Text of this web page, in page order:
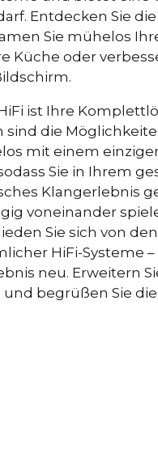
Analog
Filter
die iOS-App wird das
optionale Zen Mic
eARC, Toslink,
Cast (mehrere
automatisch
Steuereinheit
wie
HEOS, Bose
Bei
für Hilfe bei der
automatischer
Entdecken Sie
Sie mühelos
Küche oder
HiFi ist Ihre
sind die
mit einem
Sie in Ihrem
Klangerlebnis
voneinander
Sie sich von
HiFi-Systeme –
neu. Erweitern
und begrüßen Sie